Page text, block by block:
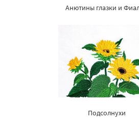
Анютины глазки и
Подсолнухи